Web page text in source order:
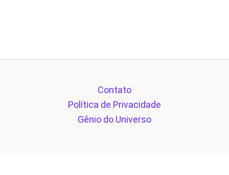
Contato
Política de Privacidade
Gênio do Universo